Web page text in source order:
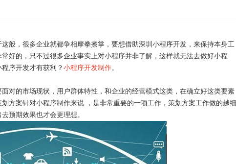
般，很多企业就都争相摩拳擦掌，要想借助深圳小程序开发，来保持本身工
好的，只不过很多企业事实上对小程序并非了解，这样就无法去做好小程
序开发才有获利？ 小程序开发制作。
对的市场现状，用户群体特性，和企业的经营模式这类，在确立好这类要素
方案针对小程序制作来说
，是非常重要的一项工作，策划方案工作做的越细
预期效果也才会更理想。